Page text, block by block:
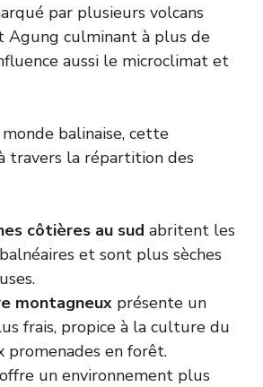
par plusieurs volcans
Agung culminant à plus de
aussi le microclimat et
balinaise, cette
travers la répartition des
côtières au sud abritent les
et sont plus sèches
montagneux présente un
frais, propice à la culture du
promenades en forêt.
offre un environnement plus